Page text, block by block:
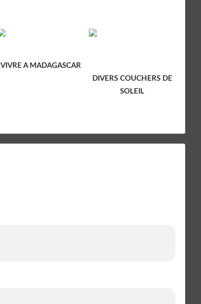
VIVRE A MADAGASCAR
DIVERS COUCHERS DE
SOLEIL